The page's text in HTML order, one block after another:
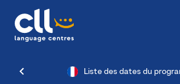
Liste des dates du